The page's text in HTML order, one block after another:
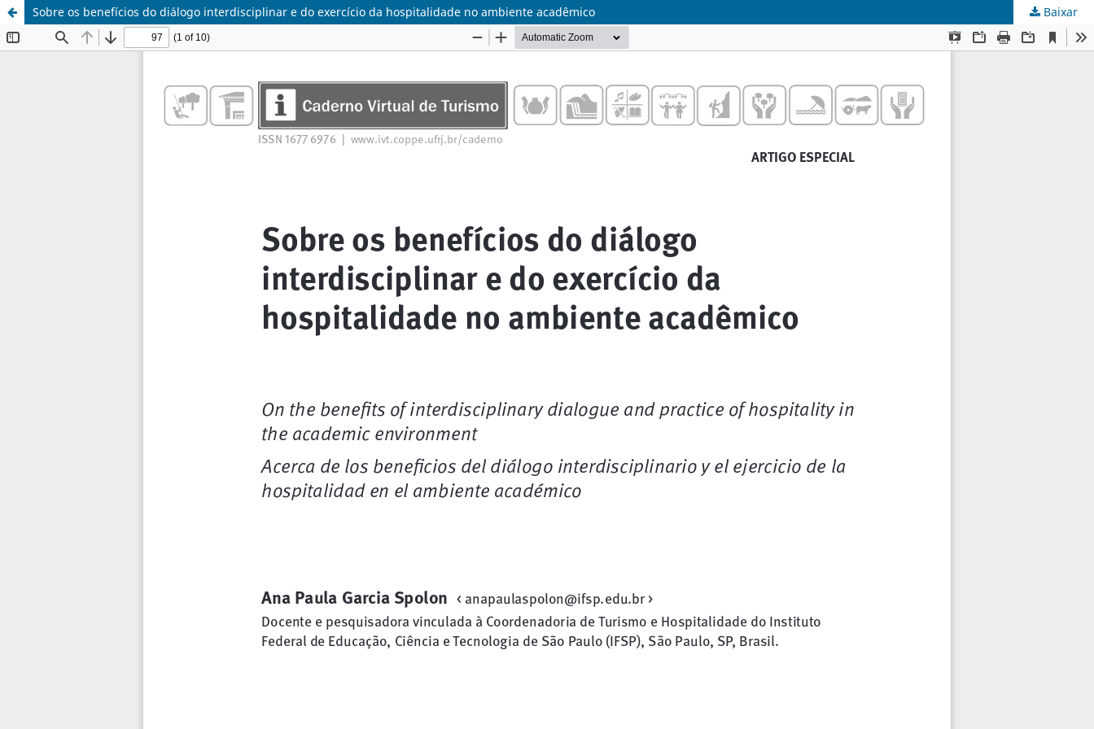
Sobre os benefícios do diálogo interdisciplinar e do exercício da hospitalidade no ambiente acadêmico Baixar